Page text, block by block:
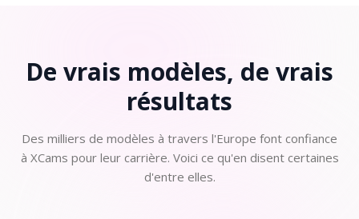
De vrais modèles, de vrais
résultats
Des milliers de modèles à travers l'Europe font confiance
à XCams pour leur carrière. Voici ce qu'en disent certaines
d'entre elles.